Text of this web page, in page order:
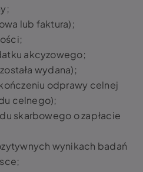
lub faktura);
akcyzowego;
wydana);
odprawy celnej
celnego);
skarbowego o zapłacie
wynikach badań